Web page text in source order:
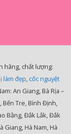
hãng, chất lượng:
làm đẹp cốc nguyệt
An Giang, Bà Rịa –
Bến Tre, Bình Định,
Bằng, Đắk Lắk, Đắk
Giang, Hà Nam, Hà